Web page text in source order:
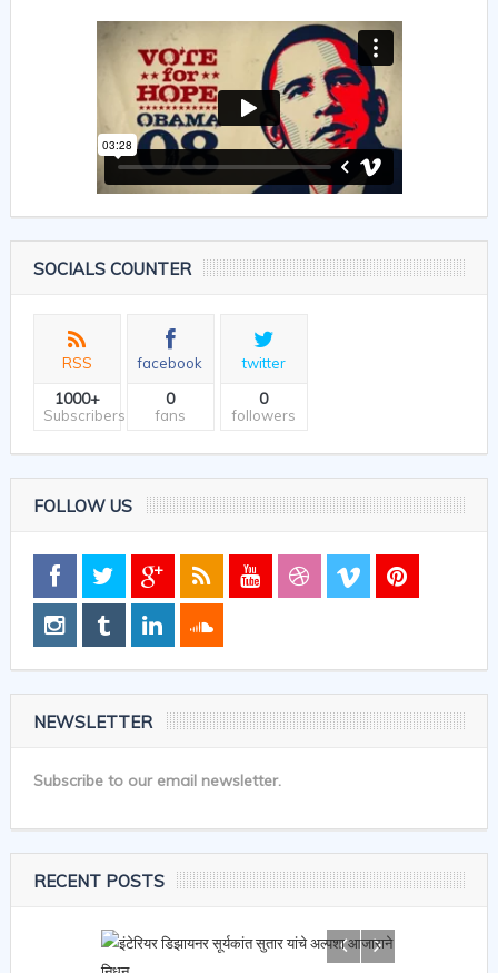
SOCIALS COUNTER
RSS
1000+
Subscribers
facebook
0
fans
twitter
0
followers
FOLLOW US
NEWSLETTER
Subscribe to our email newsletter.
RECENT POSTS